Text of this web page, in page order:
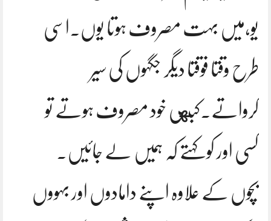
یو،میں بہت مصروف ہوتا یوں.اسی
طرح وقتا فوقتا دیگر جگہوں کی سیر
کرواتے.کبهی خود مصروف ہوتے تو
کسی اور کو کہتے کہ ہمیں لے جائیں.
بچوں کے علاوہ اپنے دامادوں اور بہووں